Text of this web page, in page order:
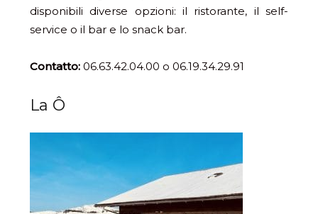
disponibili diverse opzioni: il ristorante, il self-
service o il bar e lo snack bar.
Contatto: 06.63.42.04.00 o 06.19.34.29.91
La Ô